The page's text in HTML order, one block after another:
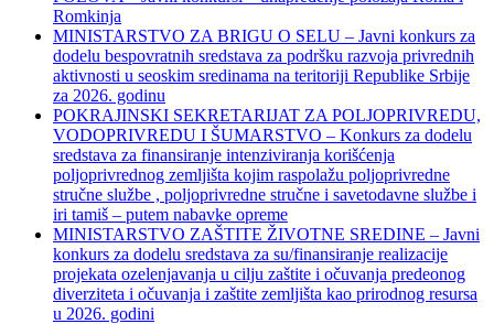
Romkinja
MINISTARSTVO ZA BRIGU O SELU – Javni konkurs za
dodelu bespovratnih sredstava za podršku razvoja privrednih
aktivnosti u seoskim sredinama na teritoriji Republike Srbije
za 2026. godinu
POKRAJINSKI SEKRETARIJAT ZA POLJOPRIVREDU,
VODOPRIVREDU I ŠUMARSTVO – Konkurs za dodelu
sredstava za finansiranje intenziviranja korišćenja
poljoprivrednog zemljišta kojim raspolažu poljoprivredne
stručne službe , poljoprivredne stručne i savetodavne službe i
iri tamiš ‒ putem nabavke opreme
MINISTARSTVO ZAŠTITE ŽIVOTNE SREDINE – Javni
konkurs za dodelu sredstava za su/finansiranje realizacije
projekata ozelenjavanja u cilju zaštite i očuvanja predeonog
diverziteta i očuvanja i zaštite zemljišta kao prirodnog resursa
u 2026. godini